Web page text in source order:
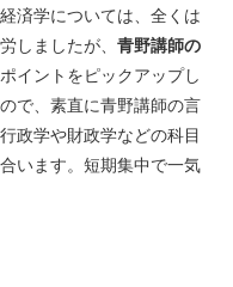
済学については、全くは
しましたが、 青野講師の
ポイントをピックアップし
で、素直に青野講師の言
政学や財政学などの科目
います。短期集中で一気